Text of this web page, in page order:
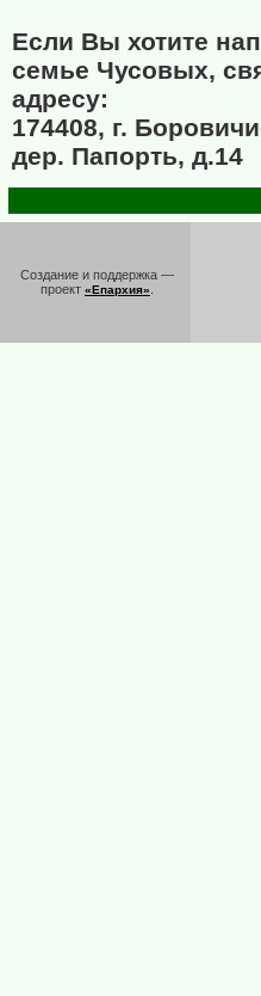
Если Вы хотите
семье Чусовых,
адресу:
174408, г.
дер. Папорть, д.14
Создание и поддержка —
проект «Епархия»